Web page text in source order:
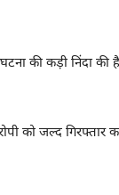
की कड़ी निंदा की
को जल्द